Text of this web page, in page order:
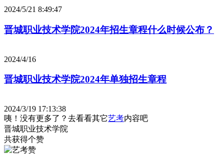
2024/5/21 8:49:47
晋城职业技术学院2024年招生章程什么时候公布？
2024/4/16
晋城职业技术学院2024年单独招生章程
2024/3/19 17:13:38
咦！没有更多了？去看看其它艺考内容吧
晋城职业技术学院
共获得个赞